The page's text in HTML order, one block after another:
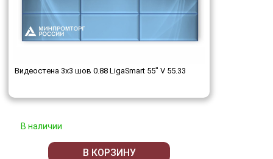
Видеостена 3x3 шов 0.88 LigaSmart 55" V 55.33
В наличии
В КОРЗИНУ